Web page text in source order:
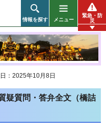
情報を探す メニュー
緊急・防
災
：2025年10月8日
疑質問・答弁全文（橋詰